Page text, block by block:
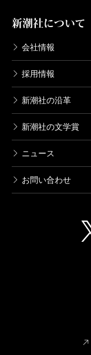
新潮社について
会社情報
採用情報
新潮社の沿革
新潮社の文学賞
ニュース
お問い合わせ